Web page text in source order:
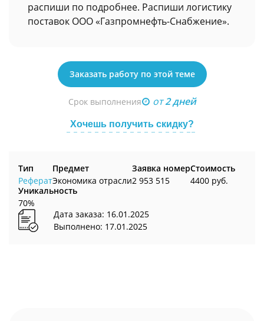
распиши по подробнее. Распиши логистику
поставок ООО «Газпромнефть-Снабжение».
Заказать работу по этой теме
Срок выполнения от2 дней
Хочешь получить скидку?
Тип
Реферат
Предмет
Экономика отрасли
Заявка номер
2 953 515
Стоимость
4400 руб.
Уникальность
70%
Дата заказа: 16.01.2025
Выполнено: 17.01.2025